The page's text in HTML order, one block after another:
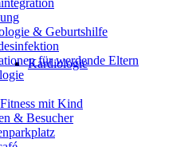
Kardiologie
& Geburtshilfe
für werdende Eltern
mit Kind
& Besucher